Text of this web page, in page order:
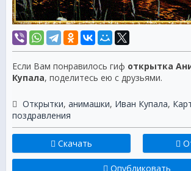
Если Вам понравилось гиф открытка
Купала, поделитесь ею с друзьями.
Открытки, анимашки, Иван Купала,
поздравления
Скачать
Опубликовать